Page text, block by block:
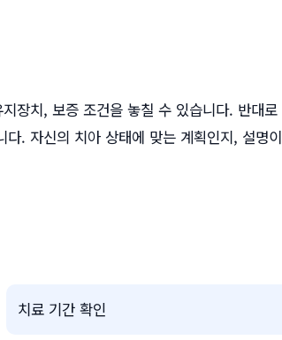
장치, 보증 조건을 놓칠 수 있습니다. 반대로
. 자신의 치아 상태에 맞는 계획인지, 설명이
치료 기간 확인